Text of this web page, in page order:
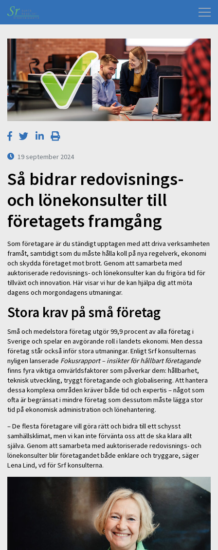
19 september 2024
Så bidrar redovisnings-
och lönekonsulter till
företagets framgång
Som företagare är du ständigt upptagen med att driva verksamheten
framåt, samtidigt som du måste hålla koll på nya regelverk, ekonomi
och skydda företaget mot brott. Genom att samarbeta med
auktoriserade redovisnings- och lönekonsulter kan du frigöra tid för
tillväxt och innovation. Här visar vi hur de kan hjälpa dig att möta
dagens och morgondagens utmaningar.
Stora krav på små företag
Små och medelstora företag utgör 99,9 procent av alla företag i
Sverige och spelar en avgörande roll i landets ekonomi. Men dessa
företag står också inför stora utmaningar. Enligt Srf konsulternas
nyligen lanserade Fokusrapport – insikter för hållbart företagande
finns fyra viktiga omvärldsfaktorer som påverkar dem: hållbarhet,
teknisk utveckling, tryggt företagande och globalisering. Att hantera
dessa komplexa områden kräver både tid och expertis – något som
ofta är begränsat i mindre företag som dessutom måste lägga stor
tid på ekonomisk administration och lönehantering.
– De flesta företagare vill göra rätt och bidra till ett schysst
samhällsklimat, men vi kan inte förvänta oss att de ska klara allt
själva. Genom att samarbeta med auktoriserade redovisnings- och
lönekonsulter blir företagandet både enklare och tryggare, säger
Lena Lind, vd för Srf konsulterna.